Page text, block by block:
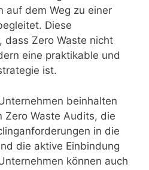
auf dem Weg zu einer
Diese
dass Zero Waste nicht
eine praktikable und
ist.
beinhalten
Zero Waste Audits, die
in die
die aktive Einbindung
können auch